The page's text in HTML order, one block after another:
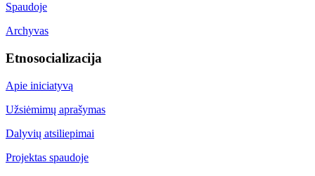
Spaudoje
Archyvas
Etnosocializacija
Apie iniciatyvą
Užsiėmimų aprašymas
Dalyvių atsiliepimai
Projektas spaudoje